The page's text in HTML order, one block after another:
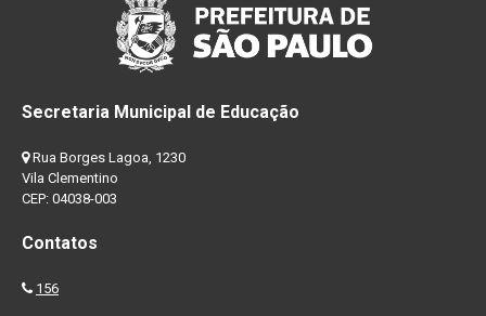
Secretaria Municipal de Educação
Rua Borges Lagoa, 1230
Vila Clementino
CEP: 04038-003
Contatos
156